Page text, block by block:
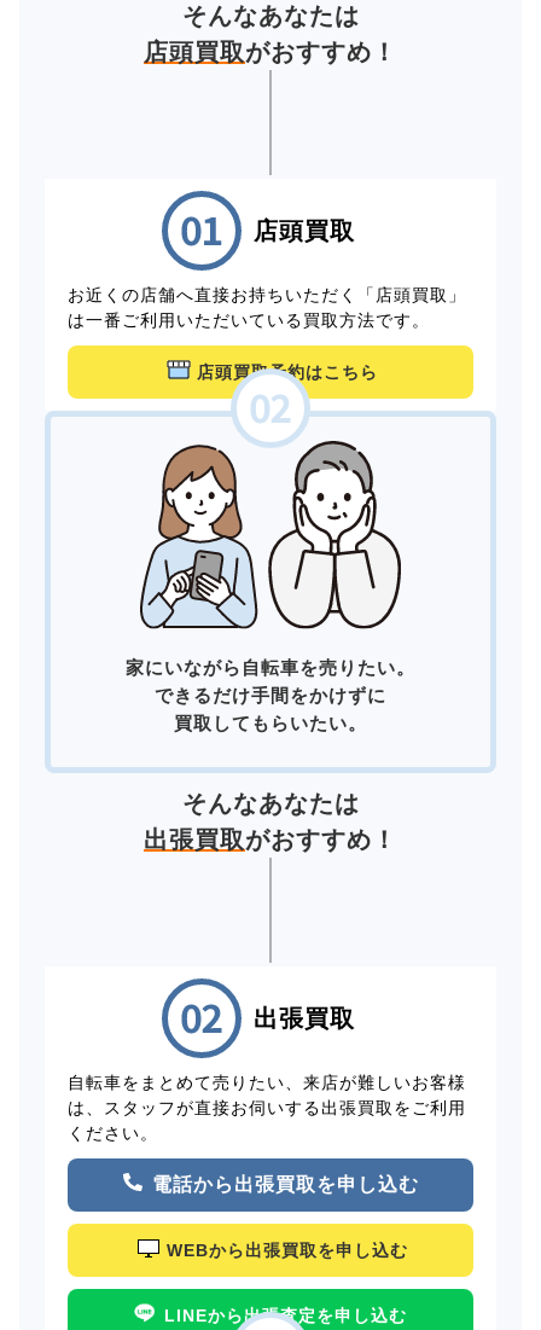
そんなあなたは
店頭買取がおすすめ！
店頭買取
お近くの店舗へ直接お持ちいただく「店頭買取」
は一番ご利用いただいている買取方法です。
店頭買取予約はこちら
家にいながら自転車を売りたい。
できるだけ手間をかけずに
買取してもらいたい。
そんなあなたは
出張買取がおすすめ！
出張買取
自転車をまとめて売りたい、来店が難しいお客様
は、スタッフが直接お伺いする出張買取をご利用
ください。
電話から出張買取を申し込む
WEBから出張買取を申し込む
LINEから出張査定を申し込む